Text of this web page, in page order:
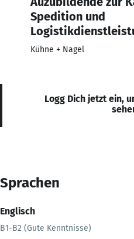
Spedition und
Kühne + Nagel
Logg Dich jetzt ein,
Sprachen
Englisch
B1-B2 (Gute Kenntnisse)